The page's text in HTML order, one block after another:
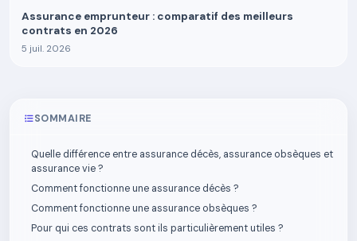
Assurance emprunteur : comparatif des meilleurs
contrats en 2026
5 juil. 2026
SOMMAIRE
Quelle différence entre assurance décès, assurance obsèques et
assurance vie ?
Comment fonctionne une assurance décès ?
Comment fonctionne une assurance obsèques ?
Pour qui ces contrats sont ils particulièrement utiles ?